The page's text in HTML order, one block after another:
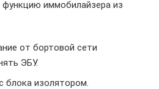
иммобилайзера из
от бортовой сети
ЭБУ.
блока изолятором.